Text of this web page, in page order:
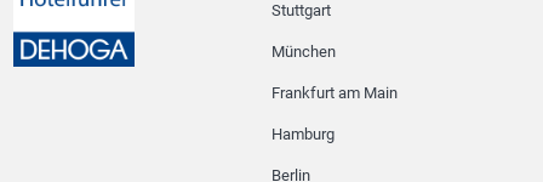
Stuttgart
München
Frankfurt am Main
Hamburg
Berlin